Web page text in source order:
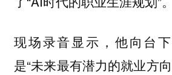
现场录音显示，他向台
是“未来最有潜力的就业方